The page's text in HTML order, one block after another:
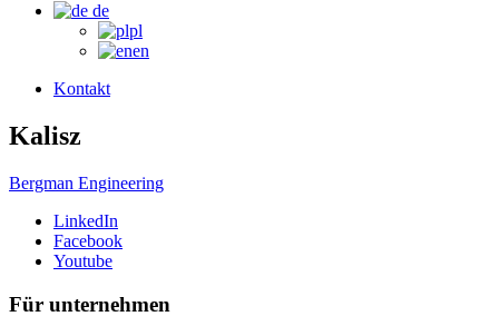
de
pl
en
Kontakt
Kalisz
Bergman Engineering
LinkedIn
Facebook
Youtube
Für unternehmen